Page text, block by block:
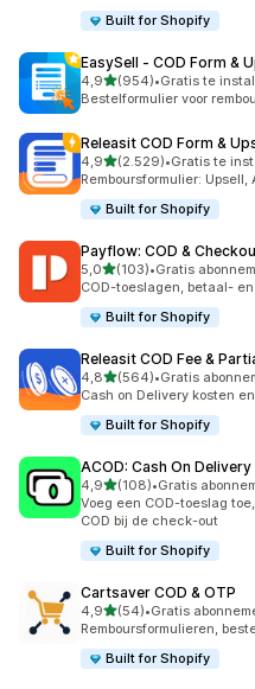
Built for Shopify
EasySell ‑ COD Form &
4,9van 5 sterren
(954)
954 recensies in totaal
•Gratis te
Bestelformulier voor
Releasit COD Form &
4,9van 5 sterren
(2.529)
2529 recensies in totaal
•Gratis te
Remboursformulier:
Built for Shopify
Payflow: COD &
5,0van 5 sterren
(103)
103 recensies in totaal
•Gratis
COD-toeslagen, betaal-
Built for Shopify
Releasit COD Fee &
4,8van 5 sterren
(564)
564 recensies in totaal
•Gratis
Cash on Delivery kosten
Built for Shopify
ACOD: Cash On Delivery
4,9van 5 sterren
(108)
108 recensies in totaal
•Gratis
Voeg een COD-toeslag
COD bij de check-out
Built for Shopify
Cartsaver COD & OTP
4,9van 5 sterren
(54)
54 recensies in totaal
•Gratis
Remboursformulieren,
Built for Shopify